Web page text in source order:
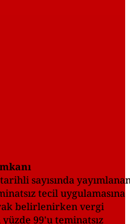
sayısında
tecil uygulamasına
belirlenirken vergi
99'u teminatsız